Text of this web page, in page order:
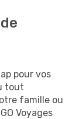
pour vos
tout
famille ou
Voyages